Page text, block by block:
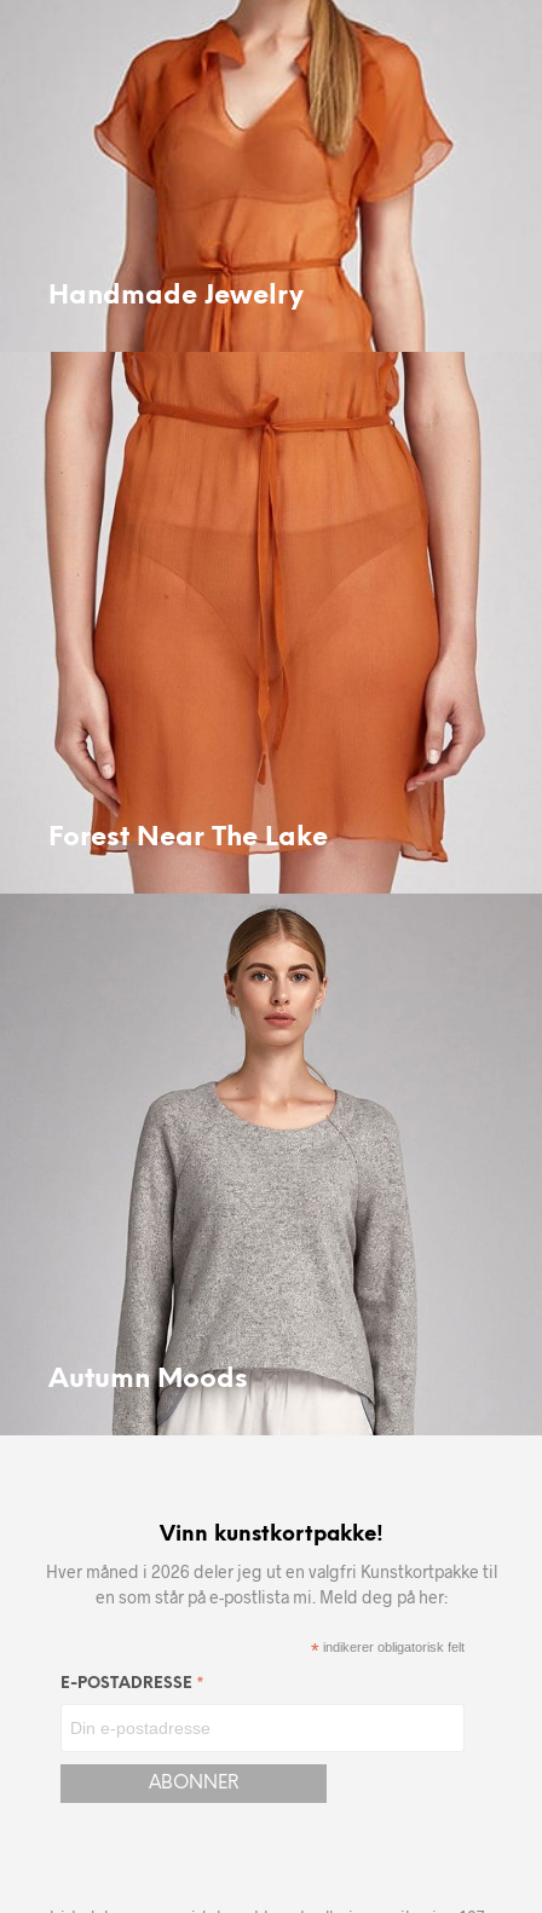
Handmade Jewelry
Forest Near The Lake
Autumn Moods
Vinn kunstkortpakke!
Hver måned i 2026 deler jeg ut en valgfri Kunstkortpakke til
en som står på e-postlista mi. Meld deg på her:
* indikerer obligatorisk felt
E-POSTADRESSE *